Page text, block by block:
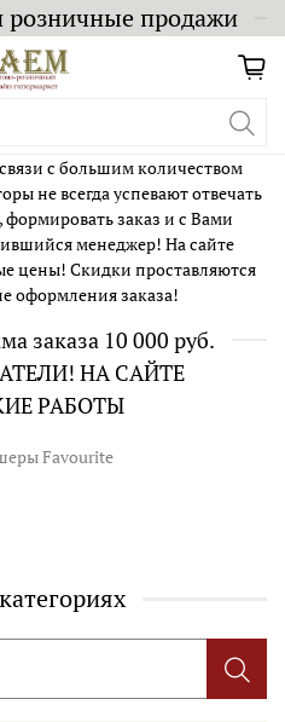
розничные продажи
с большим количеством
не всегда успевают отвечать
заказ и с Вами
менеджер! На сайте
цены! Скидки проставляются
оформления заказа!
заказа 10 000 руб.
НА САЙТЕ
РАБОТЫ
Favourite